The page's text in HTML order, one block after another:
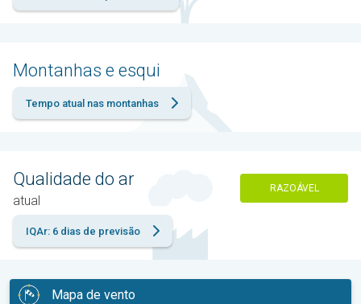
Montanhas e esqui
Tempo atual nas montanhas
Qualidade do ar
atual
RAZOÁVEL
IQAr: 6 dias de previsão
Mapa de vento